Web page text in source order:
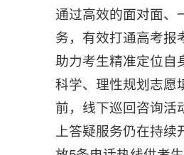
通过高效的面对面、
务，有效打通高考报
助力考生精准定位自
科学、理性规划志愿
前，线下巡回咨询活
上答疑服务仍在持续